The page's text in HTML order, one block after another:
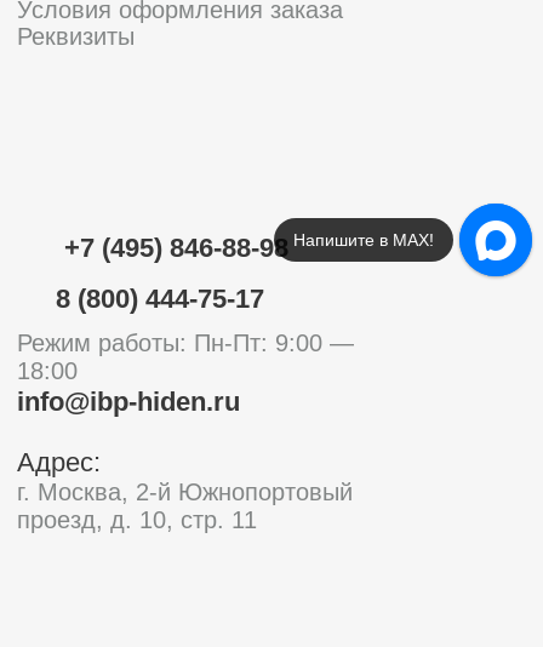
Напишите в МАХ!